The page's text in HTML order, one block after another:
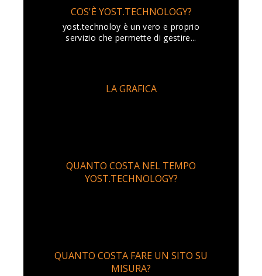
COS'È YOST.TECHNOLOGY?
yost.technoloy è un vero e proprio
servizio che permette di gestire...
LA GRAFICA
QUANTO COSTA NEL TEMPO
YOST.TECHNOLOGY?
QUANTO COSTA FARE UN SITO SU
MISURA?